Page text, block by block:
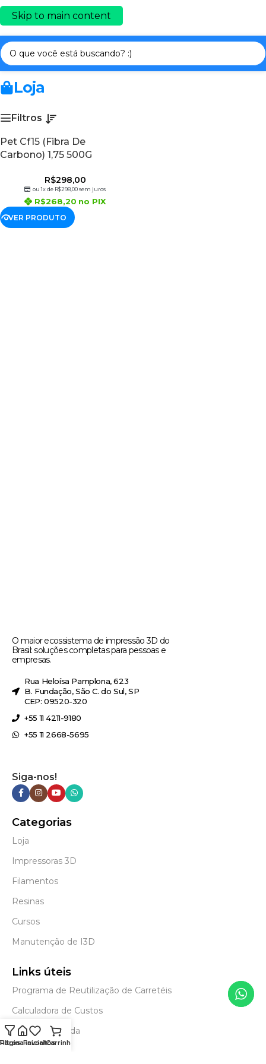
Skip to main content
/FILAMENTOS 3D PRIME/PET CF15 - Fibra De Carbono
Loja
Filtros
Pet Cf15 (Fibra De
Carbono) 1,75 500G
R$298,00
ou 1x de R$298,00sem juros
R$268,20 no PIX
VER PRODUTO
O maior ecossistema de impressão 3D do
Brasil: soluções completas para pessoas e
empresas.
Rua Heloísa Pamplona, 623
B. Fundação, São C. do Sul, SP
CEP: 09520-320
+55 11 4211-9180
+55 11 2668-5695
Siga-nos!
Categorias
Loja
Impressoras 3D
Filamentos
Resinas
Cursos
Manutenção de I3D
Links úteis
Programa de Reutilização de Carretéis
Calculadora de Custos
Envios e retirada
Página inicial
FavoritosCarrinho